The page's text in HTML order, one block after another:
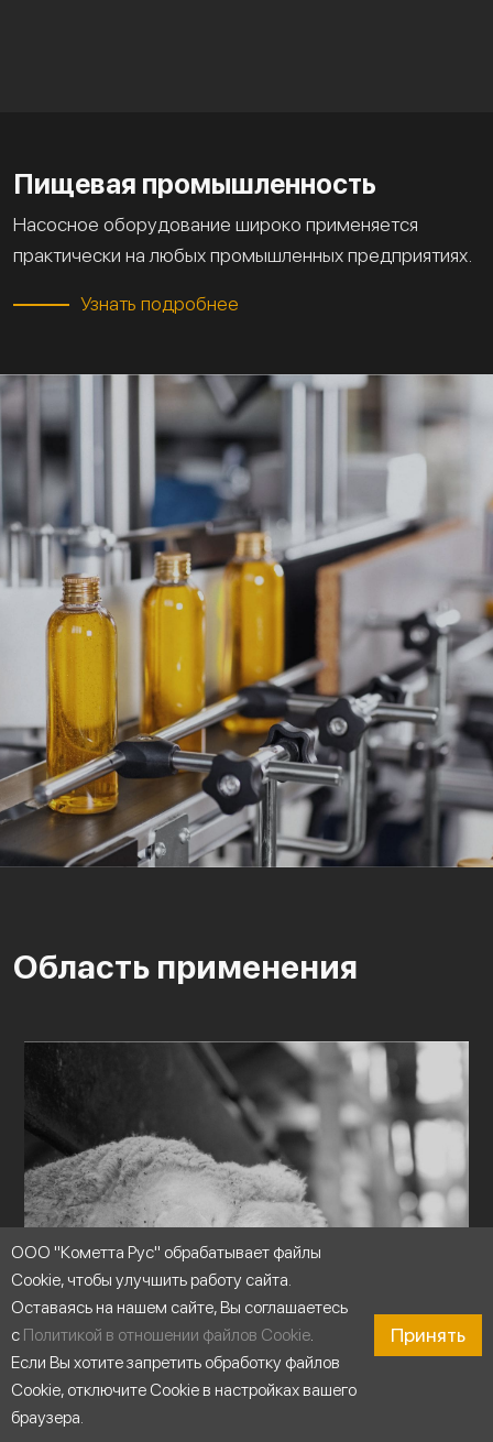
Пищевая промышленность
Насосное оборудование широко применяется
практически на любых промышленных предприятиях.
Узнать подробнее
Область применения
ООО "Кометта Рус" обрабатывает файлы
Cookie, чтобы улучшить работу сайта.
Оставаясь на нашем сайте, Вы соглашаетесь
с Политикой в отношении файлов Cookie.
Если Вы хотите запретить обработку файлов
Cookie, отключите Cookie в настройках вашего
браузера.
Принять